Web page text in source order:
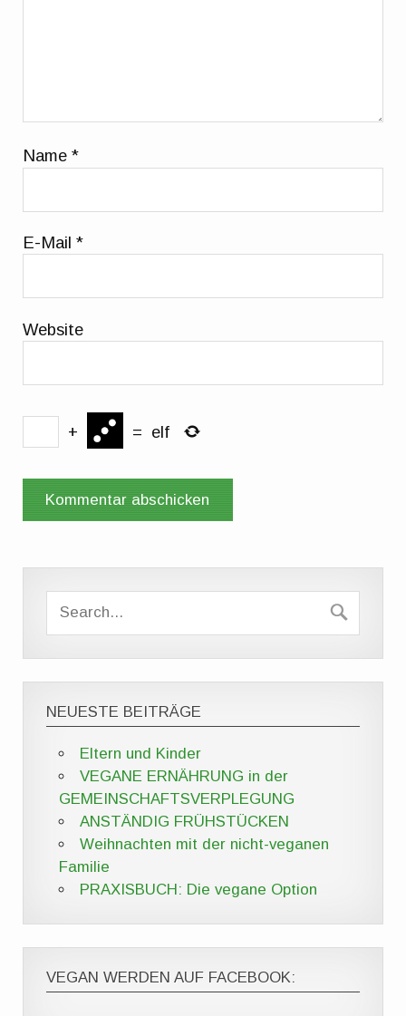
Name*
E-Mail*
Website
+ = elf
NEUESTE BEITRÄGE
Eltern und Kinder
VEGANE ERNÄHRUNG in der
GEMEINSCHAFTSVERPLEGUNG
ANSTÄNDIG FRÜHSTÜCKEN
Weihnachten mit der nicht-veganen
Familie
PRAXISBUCH: Die vegane Option
VEGAN WERDEN AUF FACEBOOK: